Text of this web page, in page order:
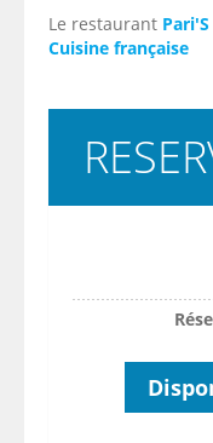
Le restaurant
Cuisine française